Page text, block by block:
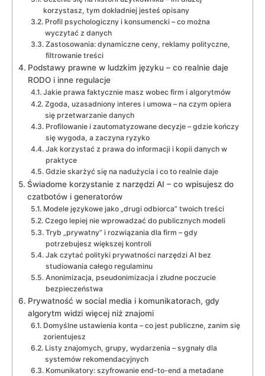
korzystasz, tym dokładniej jesteś opisany
Profil psychologiczny i konsumencki – co można
wyczytać z danych
Zastosowania: dynamiczne ceny, reklamy polityczne,
filtrowanie treści
Podstawy prawne w ludzkim języku – co realnie daje
RODO i inne regulacje
Jakie prawa faktycznie masz wobec firm i algorytmów
Zgoda, uzasadniony interes i umowa – na czym opiera
się przetwarzanie danych
Profilowanie i zautomatyzowane decyzje – gdzie kończy
się wygoda, a zaczyna ryzyko
Jak korzystać z prawa do informacji i kopii danych w
praktyce
Gdzie skarżyć się na nadużycia i co to realnie daje
Świadome korzystanie z narzędzi AI – co wpisujesz do
czatbotów i generatorów
Modele językowe jako „drugi odbiorca” twoich treści
Czego lepiej nie wprowadzać do publicznych modeli
Tryb „prywatny” i rozwiązania dla firm – gdy
potrzebujesz większej kontroli
Jak czytać polityki prywatności narzędzi AI bez
studiowania całego regulaminu
Anonimizacja, pseudonimizacja i złudne poczucie
bezpieczeństwa
Prywatność w social media i komunikatorach, gdy
algorytm widzi więcej niż znajomi
Domyślne ustawienia konta – co jest publiczne, zanim się
zorientujesz
Listy znajomych, grupy, wydarzenia – sygnały dla
systemów rekomendacyjnych
Komunikatory: szyfrowanie end-to-end a metadane